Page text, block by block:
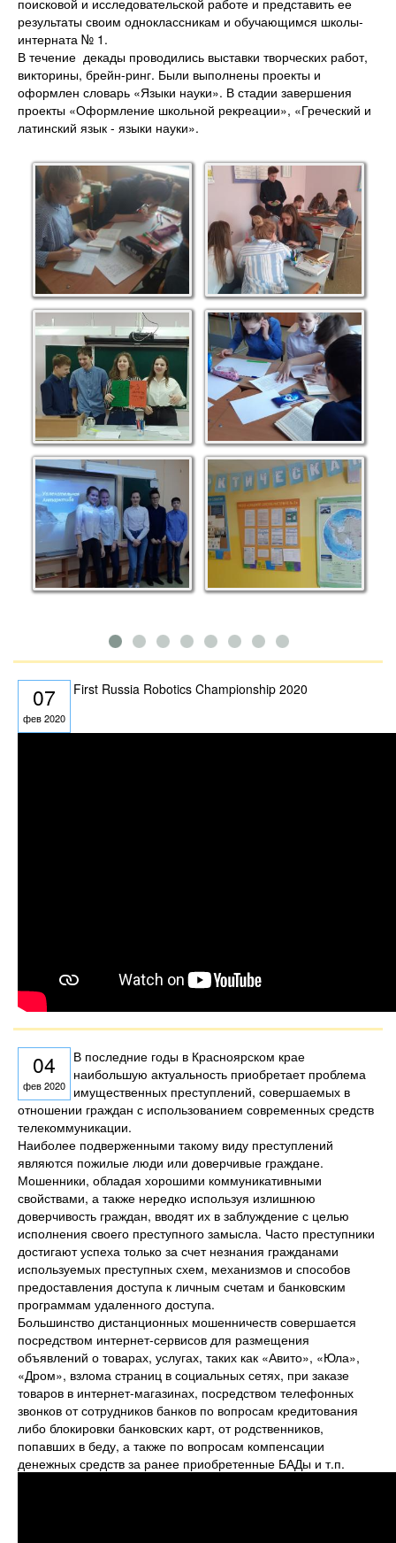
результаты своим одноклассникам и обучающимся школы-
интерната № 1.
В течение декады проводились выставки творческих работ,
викторины, брейн-ринг. Были выполнены проекты и
оформлен словарь «Языки науки». В стадии завершения
проекты «Оформление школьной рекреации», «Греческий и
латинский язык - языки науки».
07
фев 2020
First Russia Robotics Championship 2020
04
фев 2020
В последние годы в Красноярском крае
наибольшую актуальность приобретает проблема
имущественных преступлений, совершаемых в
отношении граждан с использованием современных средств
телекоммуникации.
Наиболее подверженными такому виду преступлений
являются пожилые люди или доверчивые граждане.
Мошенники, обладая хорошими коммуникативными
свойствами, а также нередко используя излишнюю
доверчивость граждан, вводят их в заблуждение с целью
исполнения своего преступного замысла. Часто преступники
достигают успеха только за счет незнания гражданами
используемых преступных схем, механизмов и способов
предоставления доступа к личным счетам и банковским
программам удаленного доступа.
Большинство дистанционных мошенничеств совершается
посредством интернет-сервисов для размещения
объявлений о товарах, услугах, таких как «Авито», «Юла»,
«Дром», взлома страниц в социальных сетях, при заказе
товаров в интернет-магазинах, посредством телефонных
звонков от сотрудников банков по вопросам кредитования
либо блокировки банковских карт, от родственников,
попавших в беду, а также по вопросам компенсации
денежных средств за ранее приобретенные БАДы и т.п.